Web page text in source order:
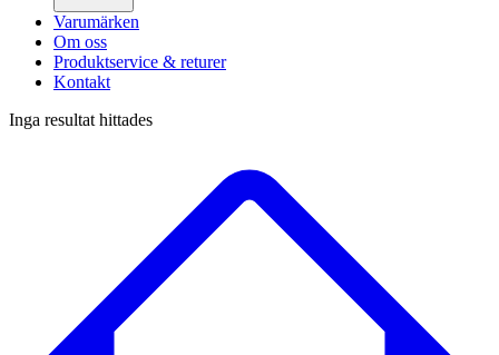
Varumärken
Om oss
Produktservice & returer
Kontakt
Inga resultat hittades